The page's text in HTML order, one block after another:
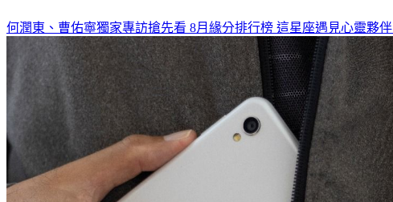
何潤東、曹佑寧獨家專訪搶先看 8月緣分排行榜 這星座遇見心靈夥伴